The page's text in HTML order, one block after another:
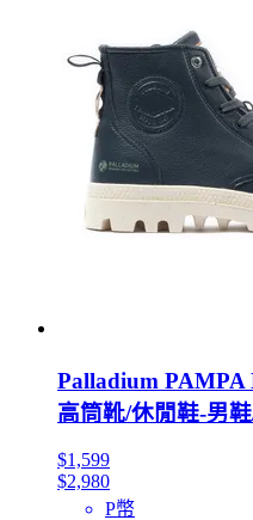
Palladium
高筒靴/休閒鞋-男
$1,599
$2,980
P幣